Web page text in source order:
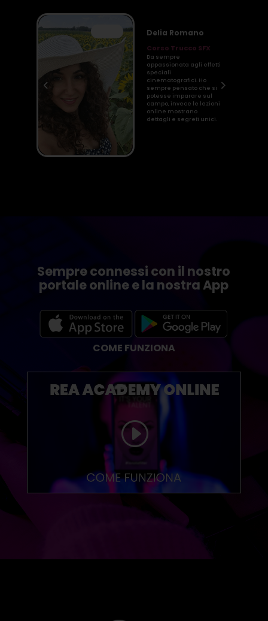
Delia Romano
Corso Trucco SFX
Da sempre
appassionata agli effetti
speciali
cinematografici. Ho
sempre pensato che si
potesse imparare sul
campo, invece le lezioni
online mostrano
dettagli e segreti unici.
Sempre connessi con il nostro
portale online e la nostra App
COME FUNZIONA